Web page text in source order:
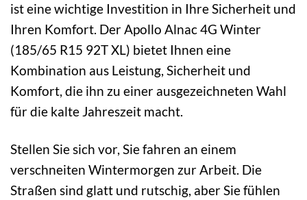
ist eine wichtige Investition in Ihre Sicherheit und
Ihren Komfort. Der Apollo Alnac 4G Winter
(185/65 R15 92T XL) bietet Ihnen eine
Kombination aus Leistung, Sicherheit und
Komfort, die ihn zu einer ausgezeichneten Wahl
für die kalte Jahreszeit macht.
Stellen Sie sich vor, Sie fahren an einem
verschneiten Wintermorgen zur Arbeit. Die
Straßen sind glatt und rutschig, aber Sie fühlen